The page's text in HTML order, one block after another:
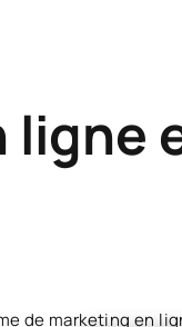
ligne
de marketing en